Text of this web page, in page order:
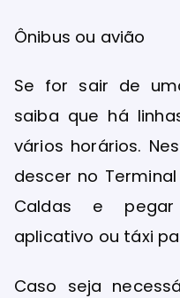
Ônibus ou avião
Se for sair de
saiba que há
vários horários.
descer no
Caldas e
aplicativo ou táxi
Caso seja